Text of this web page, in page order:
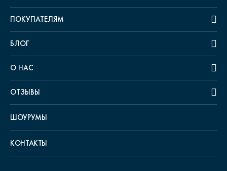
ПОКУПАТЕЛЯМ
БЛОГ
О НАС
ОТЗЫВЫ
ШОУРУМЫ
КОНТАКТЫ